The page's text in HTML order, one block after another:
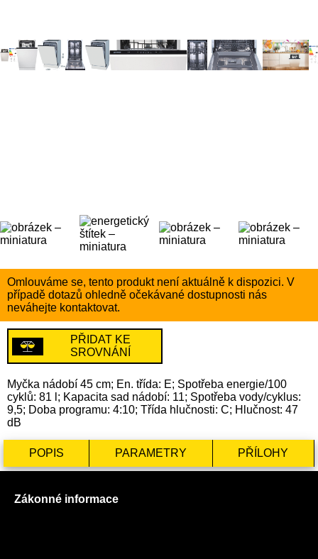
Omlouváme se, tento produkt není aktuálně k dispozici. V
případě dotazů ohledně očekávané dostupnosti nás
neváhejte kontaktovat.
PŘIDAT KE
SROVNÁNÍ
Myčka nádobí 45 cm; En. třída: E; Spotřeba energie/100
cyklů: 81 l; Kapacita sad nádobí: 11; Spotřeba vody/cyklus:
9,5; Doba programu: 4:10; Třída hlučnosti: C; Hlučnost: 47
dB
POPIS PARAMETRY PŘÍLOHY
Zákonné informace